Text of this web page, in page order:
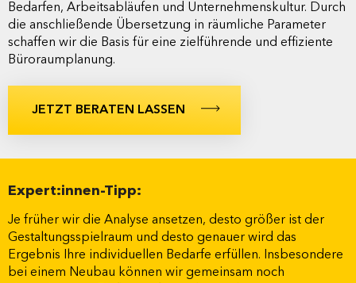
Bedarfen, Arbeitsabläufen und Unternehmenskultur. Durch
die anschließende Übersetzung in räumliche Parameter
schaffen wir die Basis für eine zielführende und effiziente
Büroraumplanung.
JETZT BERATEN LASSEN
Expert:innen-Tipp:
Je früher wir die Analyse ansetzen, desto größer ist der
Gestaltungsspielraum und desto genauer wird das
Ergebnis Ihre individuellen Bedarfe erfüllen. Insbesondere
bei einem Neubau können wir gemeinsam noch